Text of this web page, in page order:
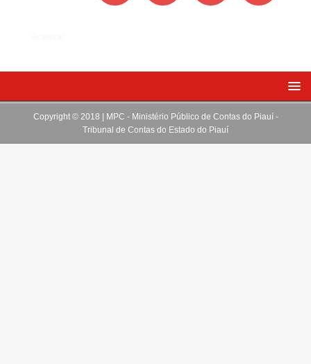
Copyright © 2018 | MPC - Ministério Público de Contas do Piauí -
Tribunal de Contas do Estado do Piauí